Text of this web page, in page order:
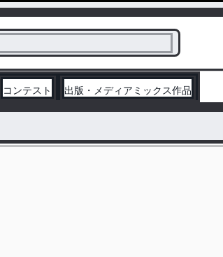
コンテスト 出版・メディアミックス作品